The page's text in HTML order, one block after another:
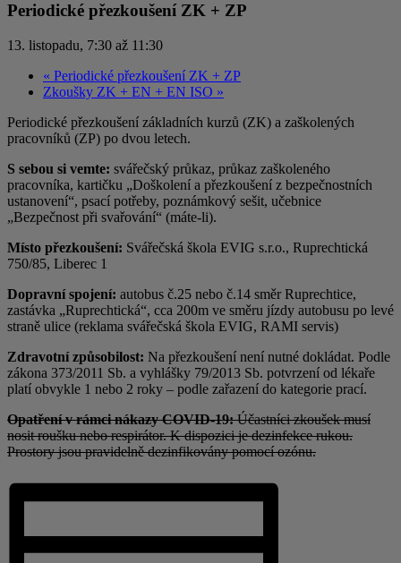
Periodické přezkoušení ZK + ZP
13. listopadu, 7:30 až 11:30
« Periodické přezkoušení ZK + ZP
Zkoušky ZK + EN + EN ISO »
Periodické přezkoušení základních kurzů (ZK) a zaškolených
pracovníků (ZP) po dvou letech.
S sebou si vemte: svářečský průkaz, průkaz zaškoleného
pracovníka, kartičku „Doškolení a přezkoušení z bezpečnostních
ustanovení“, psací potřeby, poznámkový sešit, učebnice
„Bezpečnost při svařování“ (máte-li).
Místo přezkoušení: Svářečská škola EVIG s.r.o., Ruprechtická
750/85, Liberec 1
Dopravní spojení: autobus č.25 nebo č.14 směr Ruprechtice,
zastávka „Ruprechtická“, cca 200m ve směru jízdy autobusu po levé
straně ulice (reklama svářečská škola EVIG, RAMI servis)
Zdravotní způsobilost: Na přezkoušení není nutné dokládat. Podle
zákona 373/2011 Sb. a vyhlášky 79/2013 Sb. potvrzení od lékaře
platí obvykle 1 nebo 2 roky – podle zařazení do kategorie prací.
Opatření v rámci nákazy COVID-19:Účastníci zkoušek musí
nosit roušku nebo respirátor. K dispozici je dezinfekce rukou.
Prostory jsou pravidelně dezinfikovány pomocí ozónu.